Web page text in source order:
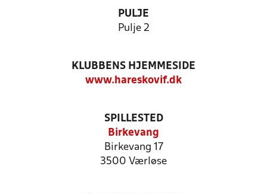
PULJE
Pulje 2
KLUBBENS HJEMMESIDE
www.hareskovif.dk
SPILLESTED
Birkevang
Birkevang 17
3500 Værløse